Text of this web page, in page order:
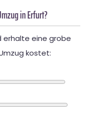
in Erfurt?
erhalte eine grobe
kostet: